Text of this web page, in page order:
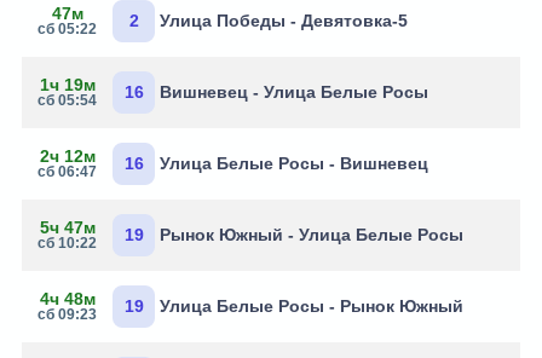
47м
сб 05:22 2 Улица Победы - Девятовка-5
1ч 19м
сб 05:54 16 Вишневец - Улица Белые Росы
2ч 12м
сб 06:47 16 Улица Белые Росы - Вишневец
5ч 47м
сб 10:22 19 Рынок Южный - Улица Белые Росы
4ч 48м
сб 09:23 19 Улица Белые Росы - Рынок Южный